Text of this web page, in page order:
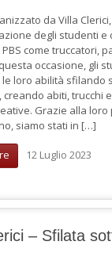
da Villa
degli studenti e
come truccatori,
occasione, gli
loro abilità sfilando
abiti, trucchi
Grazie alla loro
siamo stati in […]
12 Luglio 2023
– Sfilata